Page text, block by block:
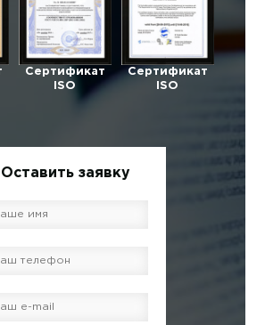
Сертификат
ISO
Сертификат
ISO
Оставить заявку